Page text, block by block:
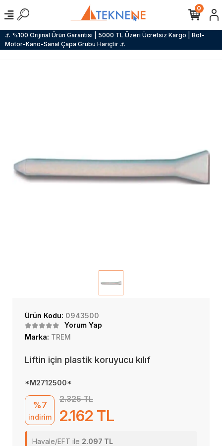
⚓ %100 Orijinal Ürün Garantisi | 5000 TL Üzeri Ücretsiz Kargo | Bot-
Motor-Kano-Sanal Çapa Grubu Hariçtir ⚓
0
Ürün Kodu: 0943500
Yorum Yap
Marka: TREM
Liftin için plastik koruyucu kılıf
*M2712500*
%7
indirim
2.325 TL
2.162 TL
Havale/EFT ile 2.097 TL